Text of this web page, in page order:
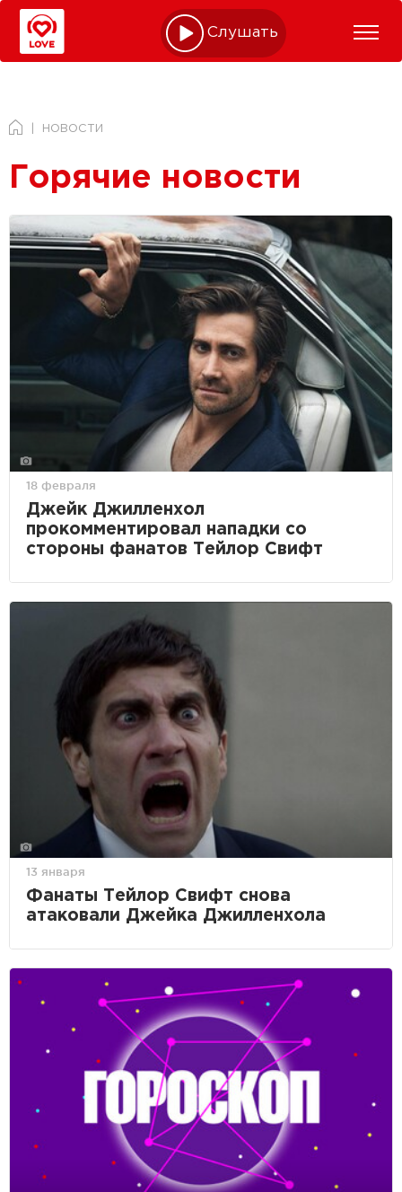
Слушать online
НОВОСТИ
Горячие новости
18 февраля
Джейк Джилленхол
прокомментировал нападки со
стороны фанатов Тейлор Свифт
13 января
Фанаты Тейлор Свифт снова
атаковали Джейка Джилленхола